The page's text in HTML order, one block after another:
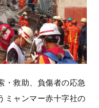
・救助、負傷者の応急
ミャンマー赤十字社の